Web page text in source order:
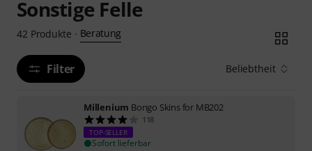
Sonstige Felle
42 Produkte · Beratung
Filter Beliebtheit
Millenium Bongo Skins for MB202
118
TOP-SELLER
Sofort lieferbar